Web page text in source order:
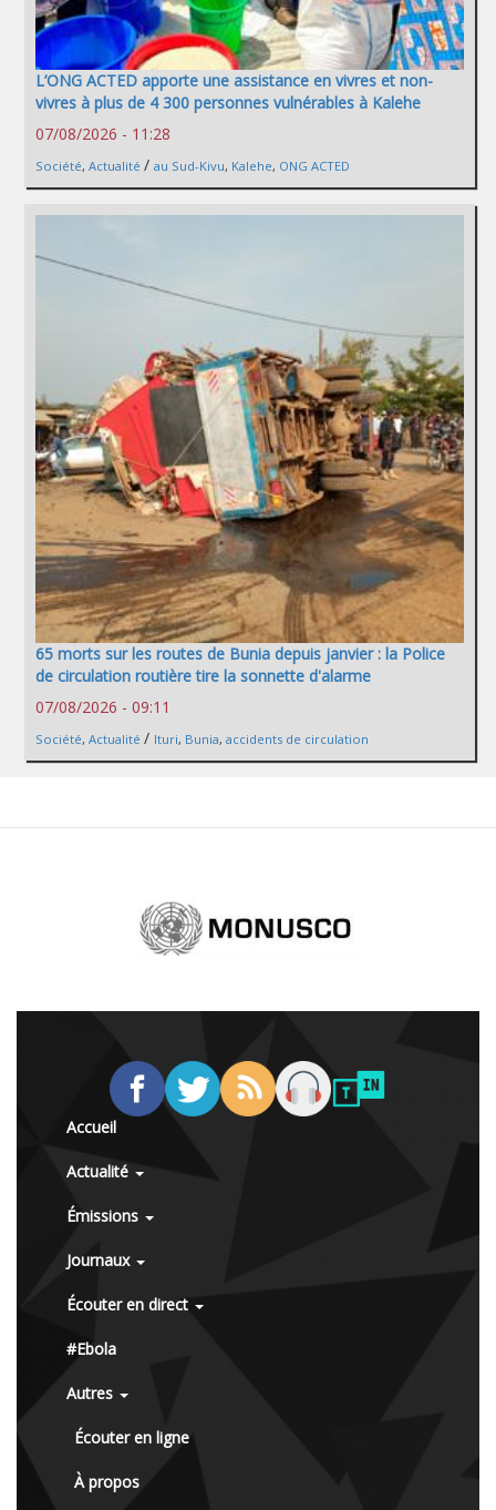
L’ONG ACTED apporte une assistance en vivres et non-
vivres à plus de 4 300 personnes vulnérables à Kalehe
07/08/2026 - 11:28
Société, Actualité / au Sud-Kivu, Kalehe, ONG ACTED
65 morts sur les routes de Bunia depuis janvier : la Police
de circulation routière tire la sonnette d'alarme
07/08/2026 - 09:11
Société, Actualité / Ituri, Bunia, accidents de circulation
Accueil
Actualité
Émissions
Journaux
Écouter en direct
#Ebola
Autres
Écouter en ligne
À propos